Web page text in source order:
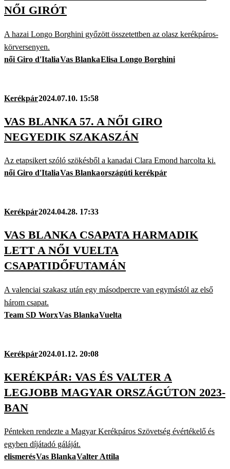
NŐI GIRÓT
A hazai Longo Borghini győzött összetettben az olasz kerékpáros-
körversenyen.
női Giro d'ItaliaVas BlankaElisa Longo Borghini
Kerékpár2024.07.10. 15:58
VAS BLANKA 57. A NŐI GIRO
NEGYEDIK SZAKASZÁN
Az etapsikert szóló szökésből a kanadai Clara Emond harcolta ki.
női Giro d'ItaliaVas Blankaországúti kerékpár
Kerékpár2024.04.28. 17:33
VAS BLANKA CSAPATA HARMADIK
LETT A NŐI VUELTA
CSAPATIDŐFUTAMÁN
A valenciai szakasz után egy másodpercre van egymástól az első
három csapat.
Team SD WorxVas BlankaVuelta
Kerékpár2024.01.12. 20:08
KERÉKPÁR: VAS ÉS VALTER A
LEGJOBB MAGYAR ORSZÁGÚTON 2023-
BAN
Pénteken rendezte a Magyar Kerékpáros Szövetség évértékelő és
egyben díjátadó gáláját.
elismerésVas BlankaValter Attila